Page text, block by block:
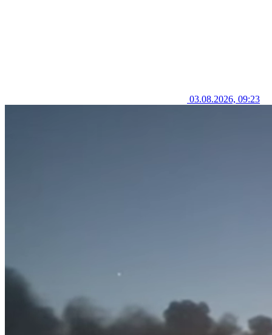
03.08.2026, 09:23